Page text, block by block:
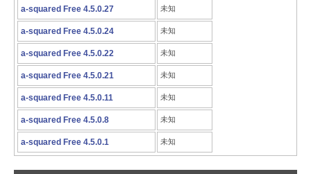
a-squared Free 4.5.0.27 未知
a-squared Free 4.5.0.24 未知
a-squared Free 4.5.0.22 未知
a-squared Free 4.5.0.21 未知
a-squared Free 4.5.0.11 未知
a-squared Free 4.5.0.8 未知
a-squared Free 4.5.0.1 未知